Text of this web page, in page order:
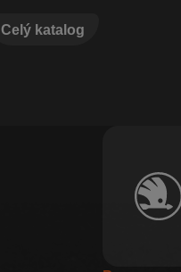
Celý katalog